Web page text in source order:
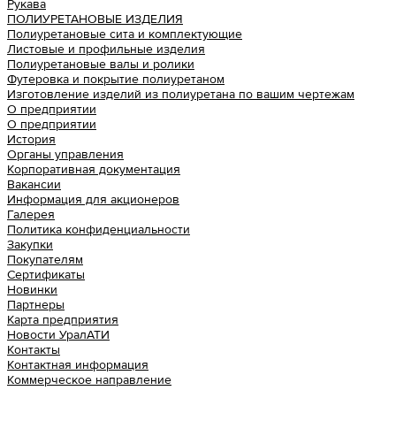
Рукава
ПОЛИУРЕТАНОВЫЕ ИЗДЕЛИЯ
Полиуретановые сита и комплектующие
Листовые и профильные изделия
Полиуретановые валы и ролики
Футеровка и покрытие полиуретаном
Изготовление изделий из полиуретана по вашим чертежам
О предприятии
О предприятии
История
Органы управления
Корпоративная документация
Вакансии
Информация для акционеров
Галерея
Политика конфиденциальности
Закупки
Покупателям
Сертификаты
Новинки
Партнеры
Карта предприятия
Новости УралАТИ
Контакты
Контактная информация
Коммерческое направление